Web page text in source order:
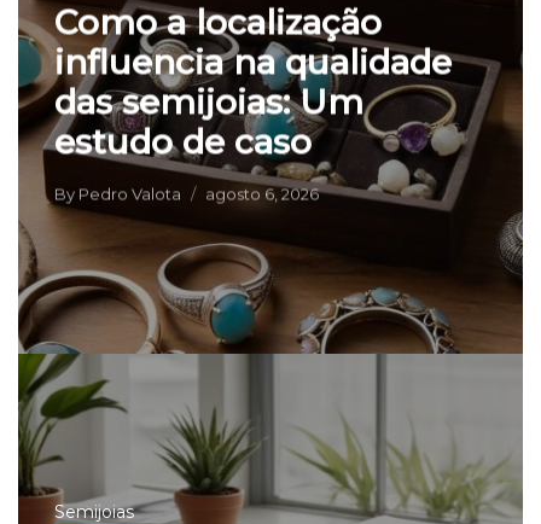
Como a localização
influencia na qualidade
das semijoias: Um
estudo de caso
By Pedro Valota agosto 6, 2026
Semijoias